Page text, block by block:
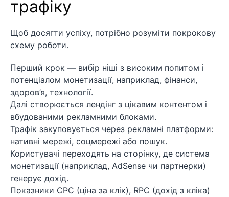
трафіку
Щоб досягти успіху, потрібно розуміти покрокову
схему роботи.
Перший крок — вибір ніші з високим попитом і
потенціалом монетизації, наприклад, фінанси,
здоров’я, технології.
Далі створюється лендінг з цікавим контентом і
вбудованими рекламними блоками.
Трафік закуповується через рекламні платформи:
нативні мережі, соцмережі або пошук.
Користувачі переходять на сторінку, де система
монетизації (наприклад, AdSense чи партнерки)
генерує дохід.
Показники CPC (ціна за клік), RPC (дохід з кліка)